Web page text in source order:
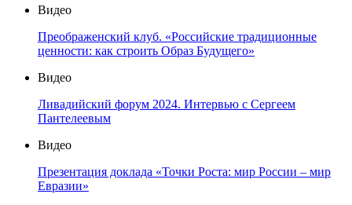
Видео
Преображенский клуб. «Российские традиционные
ценности: как строить Образ Будущего»
Видео
Ливадийский форум 2024. Интервью с Сергеем
Пантелеевым
Видео
Презентация доклада «Точки Роста: мир России – мир
Евразии»